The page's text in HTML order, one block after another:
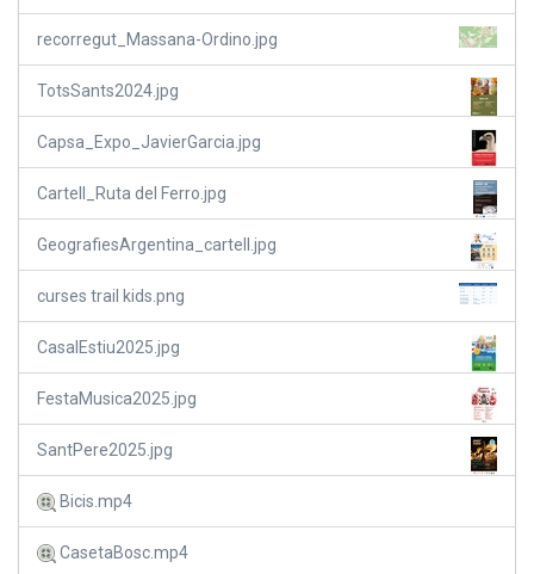
recorregut_Massana-Ordino.jpg
TotsSants2024.jpg
Capsa_Expo_JavierGarcia.jpg
Cartell_Ruta del Ferro.jpg
GeografiesArgentina_cartell.jpg
curses trail kids.png
CasalEstiu2025.jpg
FestaMusica2025.jpg
SantPere2025.jpg
Bicis.mp4
CasetaBosc.mp4